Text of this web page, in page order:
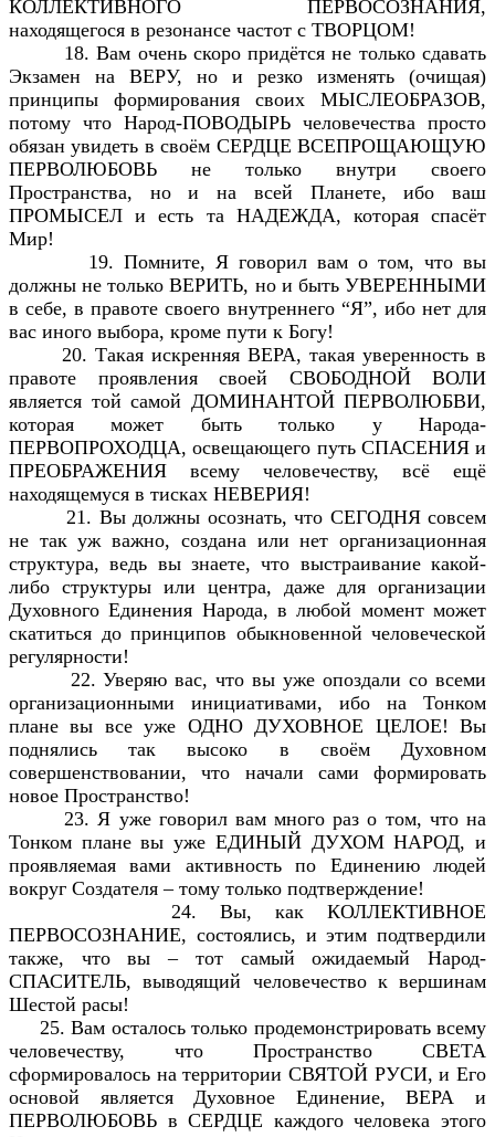
КОЛЛЕКТИВНОГО ПЕРВОСОЗНАНИЯ,
находящегося в резонансе частот с ТВОРЦОМ!
18. Вам очень скоро придётся не только сдавать
Экзамен на ВЕРУ, но и резко изменять (очищая)
принципы формирования своих МЫСЛЕОБРАЗОВ,
потому что Народ-ПОВОДЫРЬ человечества просто
обязан увидеть в своём СЕРДЦЕ ВСЕПРОЩАЮЩУЮ
ПЕРВОЛЮБОВЬ не только внутри своего
Пространства, но и на всей Планете, ибо ваш
ПРОМЫСЕЛ и есть та НАДЕЖДА, которая спасёт
Мир!
19. Помните, Я говорил вам о том, что вы
должны не только ВЕРИТЬ, но и быть УВЕРЕННЫМИ
в себе, в правоте своего внутреннего “Я”, ибо нет для
вас иного выбора, кроме пути к Богу!
20. Такая искренняя ВЕРА, такая уверенность в
правоте проявления своей СВОБОДНОЙ ВОЛИ
является той самой ДОМИНАНТОЙ ПЕРВОЛЮБВИ,
которая может быть только у Народа-
ПЕРВОПРОХОДЦА, освещающего путь СПАСЕНИЯ и
ПРЕОБРАЖЕНИЯ всему человечеству, всё ещё
находящемуся в тисках НЕВЕРИЯ!
21. Вы должны осознать, что СЕГОДНЯ совсем
не так уж важно, создана или нет организационная
структура, ведь вы знаете, что выстраивание какой-
либо структуры или центра, даже для организации
Духовного Единения Народа, в любой момент может
скатиться до принципов обыкновенной человеческой
регулярности!
22. Уверяю вас, что вы уже опоздали со всеми
организационными инициативами, ибо на Тонком
плане вы все уже ОДНО ДУХОВНОЕ ЦЕЛОЕ! Вы
поднялись так высоко в своём Духовном
совершенствовании, что начали сами формировать
новое Пространство!
23. Я уже говорил вам много раз о том, что на
Тонком плане вы уже ЕДИНЫЙ ДУХОМ НАРОД, и
проявляемая вами активность по Единению людей
вокруг Создателя – тому только подтверждение!
24. Вы, как КОЛЛЕКТИВНОЕ
ПЕРВОСОЗНАНИЕ, состоялись, и этим подтвердили
также, что вы – тот самый ожидаемый Народ-
СПАСИТЕЛЬ, выводящий человечество к вершинам
Шестой расы!
25. Вам осталось только продемонстрировать всему
человечеству, что Пространство СВЕТА
сформировалось на территории СВЯТОЙ РУСИ, и Его
основой является Духовное Единение, ВЕРА и
ПЕРВОЛЮБОВЬ в СЕРДЦЕ каждого человека этого